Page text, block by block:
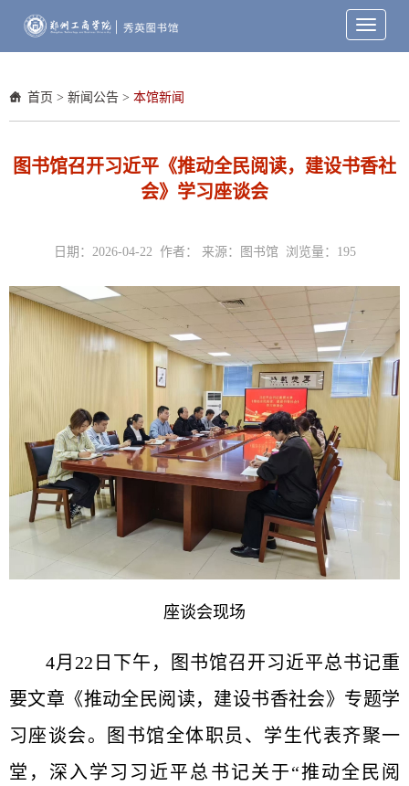
Toggle
首页 > 新闻公告 > 本馆新闻
图书馆召开习近平《推动全民阅读，建设书香社
会》学习座谈会
日期：2026-04-22 作者： 来源：图书馆 浏览量： 195
座谈会现场
4月22日下午，图书馆召开习近平总书记重
要文章《推动全民阅读，建设书香社会》专题学
习座谈会。图书馆全体职员、学生代表齐聚一
堂，深入学习习近平总书记关于“推动全民阅